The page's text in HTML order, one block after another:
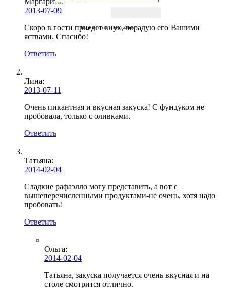
Подписаться письмом
2013-07-09
Скоро в гости приедет внук, порадую его Вашими
яствами. Спасибо!
Ответить
Лина:
2013-07-11
Очень пикантная и вкусная закуска! С фундуком не
пробовала, только с оливками.
Ответить
Татьяна:
2014-02-04
Сладкие рафаэлло могу представить, а вот с
вышеперечисленными продуктами-не очень, хотя надо
пробовать!
Ответить
Ольга:
2014-02-04
Татьяна, закуска получается очень вкусная и на
столе смотрится отлично.